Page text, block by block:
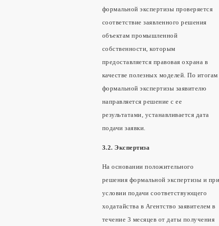
формальной экспертизы проверяется
соответствие заявленного решения
объектам промышленной
собственности, которым
предоставляется правовая охрана в
качестве полезных моделей. По итогам
формальной экспертизы заявителю
направляется решение с ее
результатами, устанавливается дата
подачи заявки.
3.2. Экспертиза
На основании положительного
решения формальной экспертизы и при
условии подачи соответствующего
ходатайства в Агентство заявителем в
течение 3 месяцев от даты получения